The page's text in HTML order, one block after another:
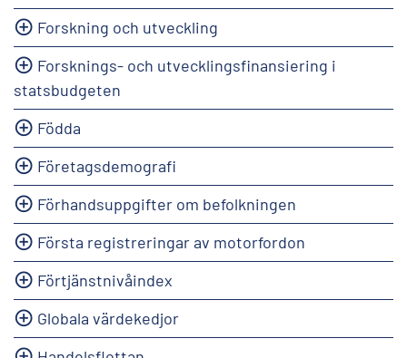
Forskning och utveckling
Forsknings- och utvecklingsfinansiering i
statsbudgeten
Födda
Företagsdemografi
Förhandsuppgifter om befolkningen
Första registreringar av motorfordon
Förtjänstnivåindex
Globala värdekedjor